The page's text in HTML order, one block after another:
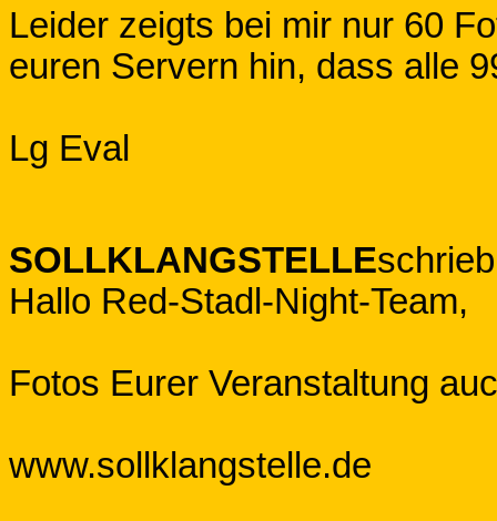
Leider zeigts bei mir nur 60
euren Servern hin, dass alle
Lg Eval
SOLLKLANGSTELLE
Hallo Red-Stadl-Night-Team,
Fotos Eurer Veranstaltung
www.sollklangstelle.de